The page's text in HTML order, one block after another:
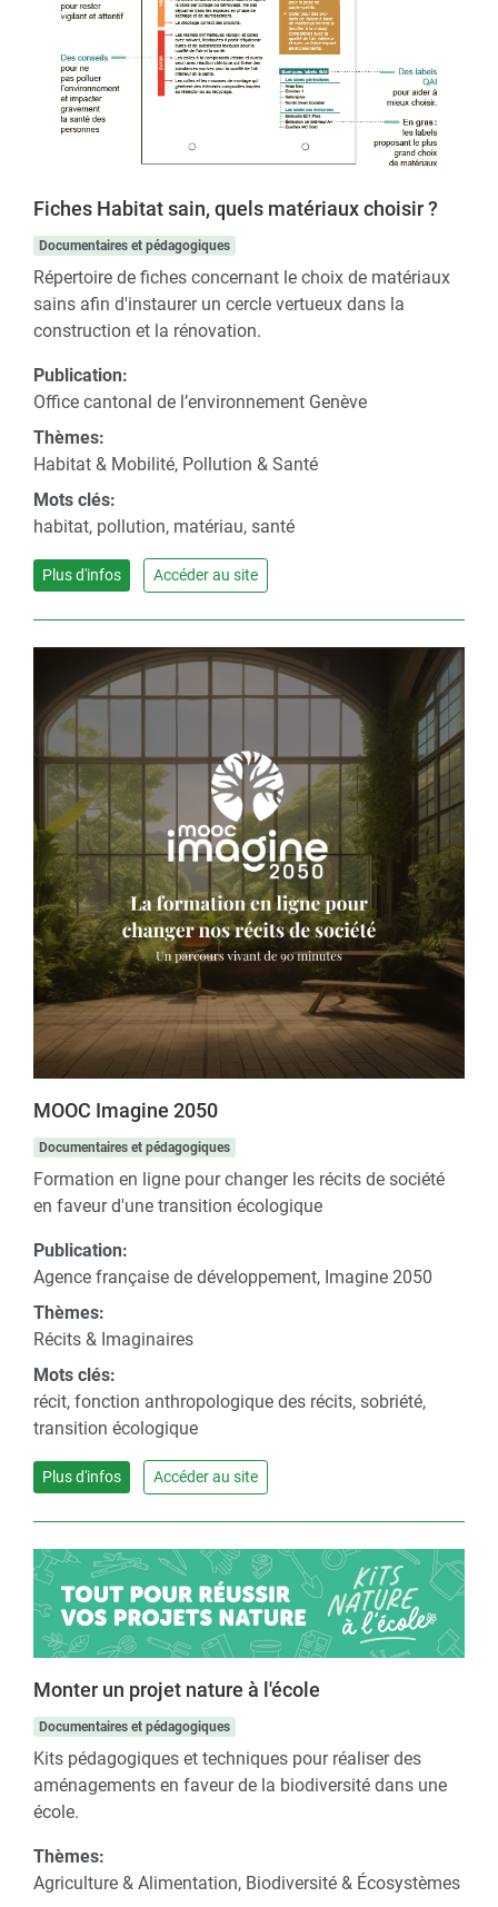
Fiches Habitat sain, quels matériaux choisir ?
Documentaires et pédagogiques
Répertoire de fiches concernant le choix de matériaux
sains afin d'instaurer un cercle vertueux dans la
construction et la rénovation.
Publication:
Office cantonal de l’environnement Genève
Thèmes:
Habitat & Mobilité, Pollution & Santé
Mots clés:
habitat, pollution, matériau, santé
Plus d'infos Accéder au site
MOOC Imagine 2050
Documentaires et pédagogiques
Formation en ligne pour changer les récits de société
en faveur d'une transition écologique
Publication:
Agence française de développement, Imagine 2050
Thèmes:
Récits & Imaginaires
Mots clés:
récit, fonction anthropologique des récits, sobriété,
transition écologique
Plus d'infos Accéder au site
Monter un projet nature à l'école
Documentaires et pédagogiques
Kits pédagogiques et techniques pour réaliser des
aménagements en faveur de la biodiversité dans une
école.
Thèmes:
Agriculture & Alimentation, Biodiversité & Écosystèmes